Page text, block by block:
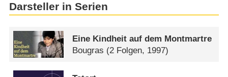
Darsteller in Serien
Eine Kindheit auf dem Montmartre
Bougras (2 Folgen, 1997)